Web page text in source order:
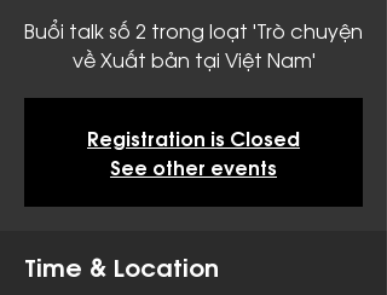
Buổi talk số 2 trong loạt 'Trò chuyện
về Xuất bản tại Việt Nam'
Registration is Closed
See other events
Time & Location